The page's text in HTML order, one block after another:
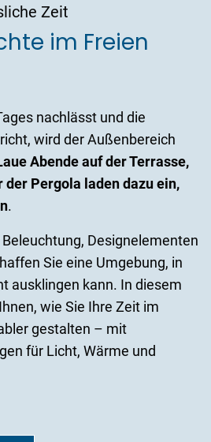
Zeit
im Freien
nachlässt und die
wird der Außenbereich
Abende auf der Terrasse,
der Pergola laden dazu ein,
.
Designelementen
Sie eine Umgebung, in
ausklingen kann. In diesem
wie Sie Ihre Zeit im
gestalten – mit
für Licht, Wärme und